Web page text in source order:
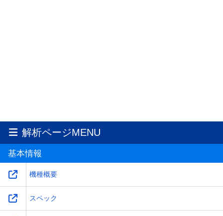
解析ページMENU
基本情報
機種概要
スペック